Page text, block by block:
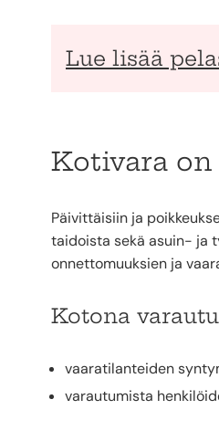
Lue lisää
Kotivara
Päivittäisiin ja
taidoista sekä asuin- ja
onnettomuuksien ja
Kotona
vaaratilanteiden
varautumista